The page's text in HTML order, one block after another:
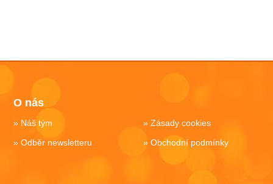
O nás
Náš tým
Odběr newsletteru
Zásady cookies
Obchodní podmínky